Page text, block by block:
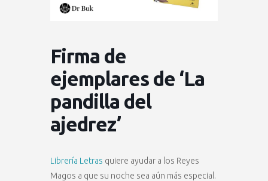
Firma de
ejemplares de ‘La
pandilla del
ajedrez’
Librería Letras quiere ayudar a los Reyes
Magos a que su noche sea aún más especial.